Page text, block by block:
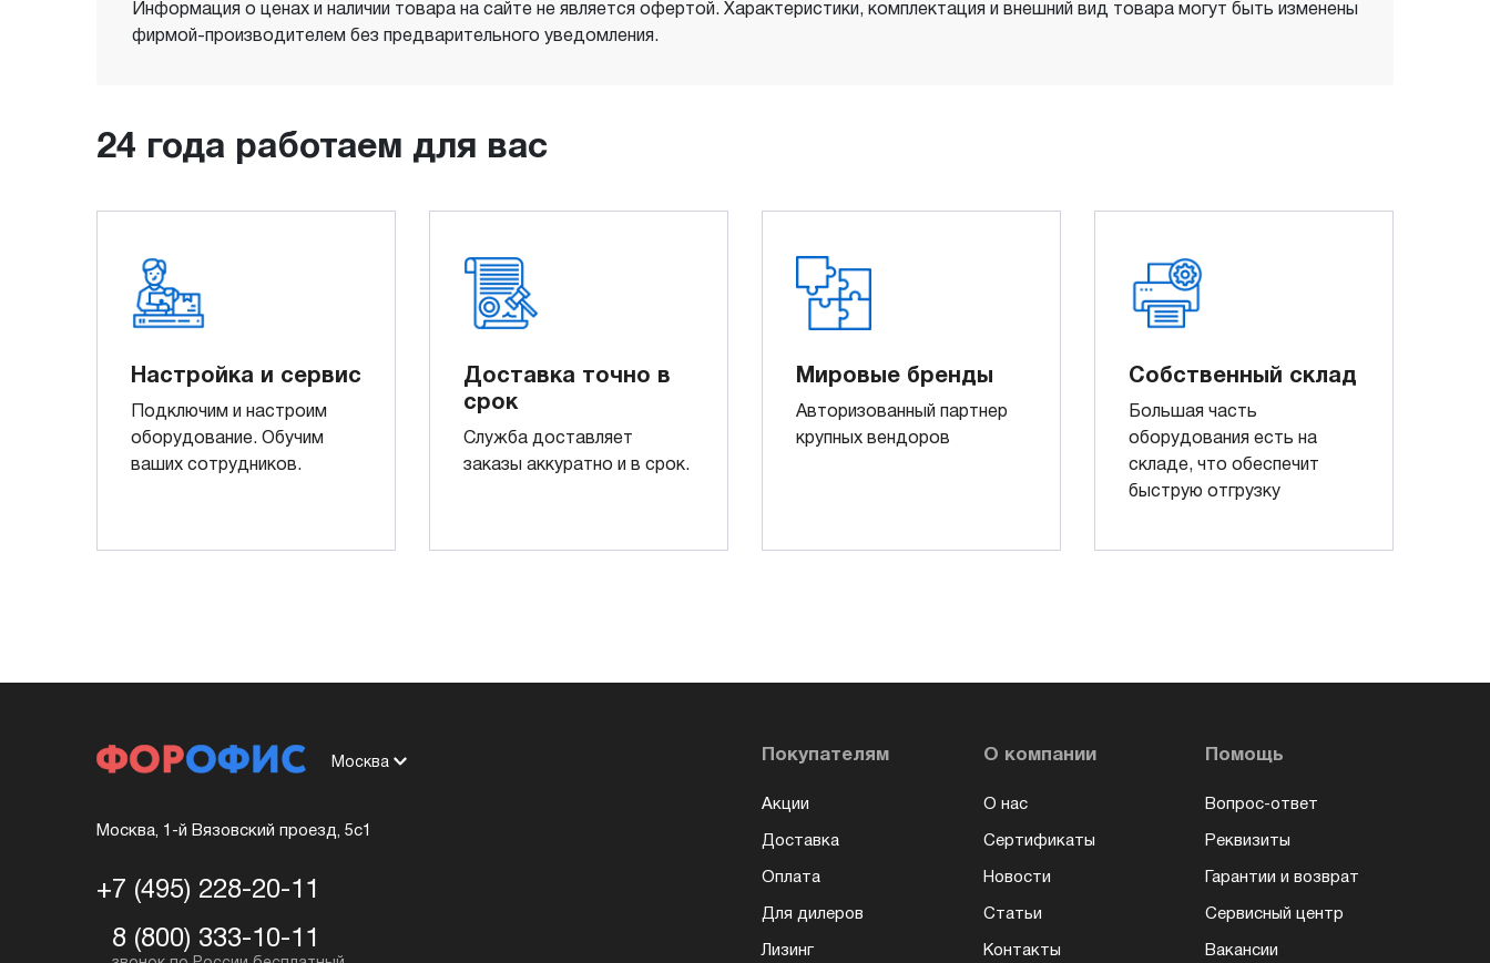
Информация о ценах и наличии товара на сайте не является офертой. Характеристики, комплектация и внешний вид товара могут быть изменены
фирмой-производителем без предварительного уведомления.
24 года работаем для вас
Настройка и сервис
Подключим и настроим
оборудование. Обучим
ваших сотрудников.
Доставка точно в
срок
Служба доставляет
заказы аккуратно и в срок.
Мировые бренды
Авторизованный партнер
крупных вендоров
Собственный склад
Большая часть
оборудования есть на
складе, что обеспечит
быструю отгрузку
Москва
Москва, 1-й Вязовский проезд, 5с1
+7 (495) 228-20-11
8 (800) 333-10-11
Покупателям
Акции
Доставка
Оплата
Для дилеров
Лизинг
О компании
О нас
Сертификаты
Новости
Статьи
Контакты
Помощь
Вопрос-ответ
Реквизиты
Гарантии и возврат
Сервисный центр
Вакансии